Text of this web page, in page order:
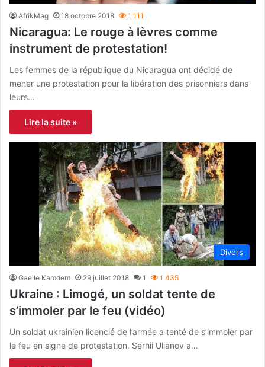
AfrikMag 18 octobre 2018 1 111
Nicaragua: Le rouge à lèvres comme
instrument de protestation!
Les femmes de la république du Nicaragua ont décidé de
mener une protestation pour la libération des prisonniers dans
leurs…
Lire la suite »
Divers
Gaelle Kamdem 29 juillet 2018 1 1 435
Ukraine : Limogé, un soldat tente de
s’immoler par le feu (vidéo)
Un soldat ukrainien licencié de l’armée a tenté de s’immoler par
le feu en signe de protestation. Serhii Ulianov a…